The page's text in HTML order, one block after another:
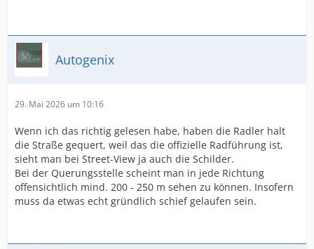
Autogenix
29. Mai 2026 um 10:16
Wenn ich das richtig gelesen habe, haben die Radler halt
die Straße gequert, weil das die offizielle Radführung ist,
sieht man bei Street-View ja auch die Schilder.
Bei der Querungsstelle scheint man in jede Richtung
offensichtlich mind. 200 - 250 m sehen zu können. Insofern
muss da etwas echt gründlich schief gelaufen sein.